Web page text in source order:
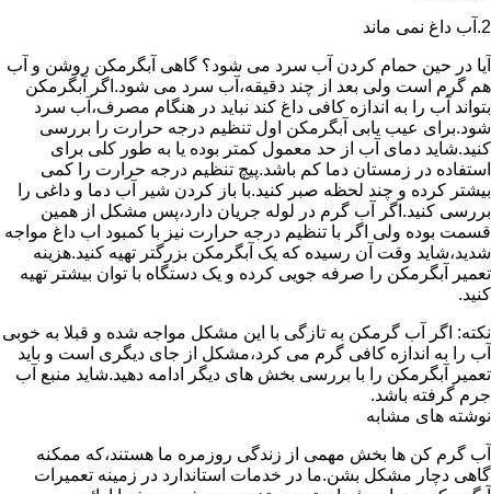
2.آب داغ نمی ماند
آیا در حین حمام کردن آب سرد می شود؟ گاهی آبگرمکن روشن و آب
هم گرم است ولی بعد از چند دقیقه،آب سرد می شود.اگر آبگرمکن
بتواند آب را به اندازه کافی داغ کند نباید در هنگام مصرف،آب سرد
شود.برای عیب یابی آبگرمکن اول تنظیم درجه حرارت را بررسی
کنید.شاید دمای آب از حد معمول کمتر بوده یا به طور کلی برای
استفاده در زمستان دما کم باشد.پیچ تنظیم درجه حرارت را کمی
بیشتر کرده و چند لحظه صبر کنید.با باز کردن شیر آب دما و داغی را
بررسی کنید.اگر آب گرم در لوله جریان دارد،پس مشکل از همین
قسمت بوده ولی اگر با تنظیم درجه حرارت نیز با کمبود اب داغ مواجه
شدید،شاید وقت آن رسیده که یک آبگرمکن بزرگتر تهیه کنید.هزینه
تعمیر آبگرمکن را صرفه جویی کرده و یک دستگاه با توان بیشتر تهیه
کنید.
نکته: اگر آب گرمکن به تازگی با این مشکل مواجه شده و قبلا به خوبی
آب را به اندازه کافی گرم می کرد،مشکل از جای دیگری است و باید
تعمیر آبگرمکن را با بررسی بخش های دیگر ادامه دهید.شاید منبع آب
جرم گرفته باشد.
نوشته های مشابه
آب گرم کن ها بخش مهمی از زندگی روزمره ما هستند،که ممکنه
گاهی دچار مشکل بشن.ما در خدمات استاندارد در زمینه تعمیرات